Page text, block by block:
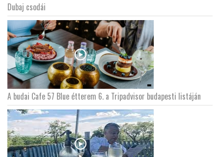
Dubaj csodái
A budai Cafe 57 Blue étterem 6. a Tripadvisor budapesti listáján